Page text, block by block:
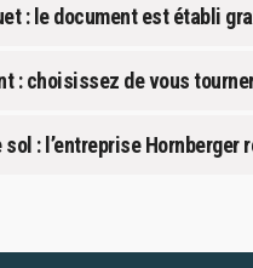
: le document est établi
: choisissez de vous
sol : l’entreprise